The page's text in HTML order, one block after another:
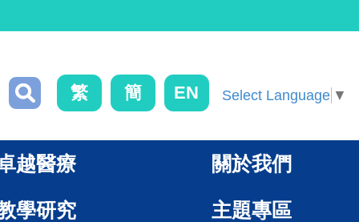
繁 簡 EN Select Language ▼
越醫療 關於我們
學研究 主題專區